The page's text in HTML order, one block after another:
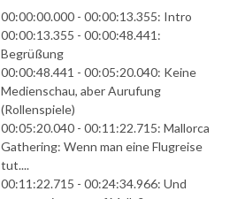
00:00:00.000 - 00:00:13.355: Intro
00:00:13.355 - 00:00:48.441:
Begrüßung
00:00:48.441 - 00:05:20.040: Keine
Medienschau, aber Aurufung
(Rollenspiele)
00:05:20.040 - 00:11:22.715: Mallorca
Gathering: Wenn man eine Flugreise
tut....
00:11:22.715 - 00:24:34.966: Und